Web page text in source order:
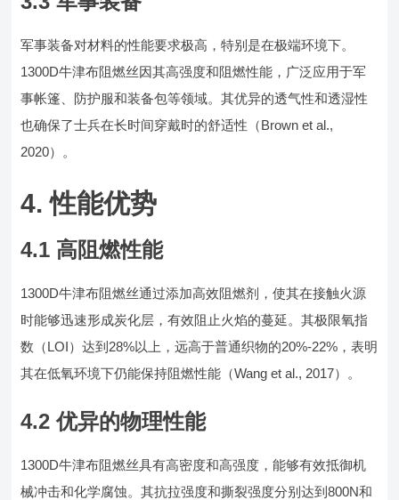
军事装备对材料的性能要求极高，特别是在极端环境下。
1300D牛津布阻燃丝因其高强度和阻燃性能，广泛应用于军
事帐篷、防护服和装备包等领域。其优异的透气性和透湿性
也确保了士兵在长时间穿戴时的舒适性（Brown et al.,
2020）。
4. 性能优势
4.1 高阻燃性能
1300D牛津布阻燃丝通过添加高效阻燃剂，使其在接触火源
时能够迅速形成炭化层，有效阻止火焰的蔓延。其极限氧指
数（LOI）达到28%以上，远高于普通织物的20%-22%，表明
其在低氧环境下仍能保持阻燃性能（Wang et al., 2017）。
4.2 优异的物理性能
1300D牛津布阻燃丝具有高密度和高强度，能够有效抵御机
械冲击和化学腐蚀。其抗拉强度和撕裂强度分别达到800N和